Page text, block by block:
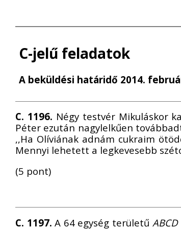
C-jelű feladatok
A beküldési határidő 2014.
C. 1196. Négy testvér Mikuláskor
Péter ezután nagylelkűen
,,Ha Olíviának adnám cukraim
Mennyi lehetett a legkevesebb
(5 pont)
C. 1197. A 64 egység területű ABCD